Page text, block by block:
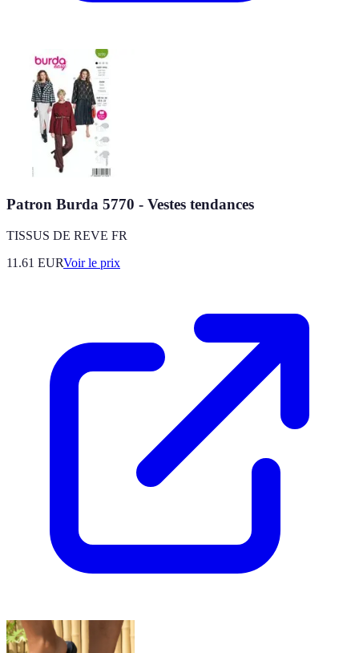
Patron Burda 5770 - Vestes tendances
TISSUS DE REVE FR
11.61 EURVoir le prix